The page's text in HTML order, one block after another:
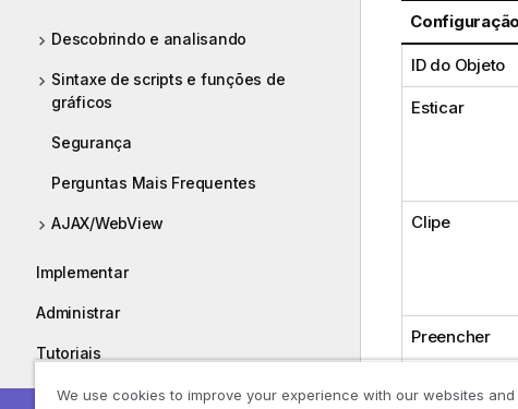
Descobrindo e analisando
Sintaxe de scripts e funções de
gráficos
Segurança
Perguntas Mais Frequentes
AJAX/WebView
Implementar
Administrar
Tutoriais
Guias
Configuração
ID do Objeto
Esticar
Clipe
Preencher
Preencher
We use cookies to improve your experience with our websites and